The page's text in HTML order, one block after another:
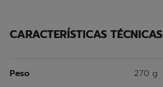
CARACTERÍSTICAS TÉCNICAS
Peso 270 g